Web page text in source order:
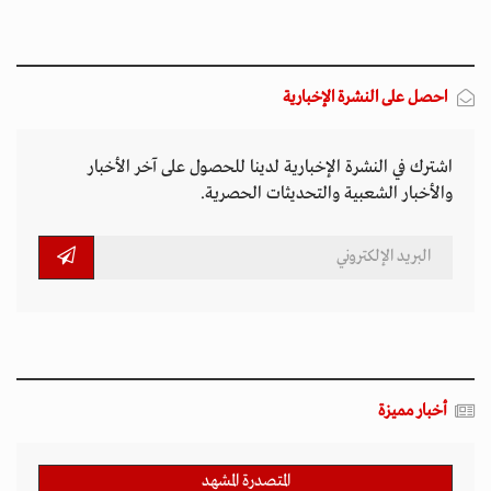
احصل على النشرة الإخبارية
اشترك في النشرة الإخبارية لدينا للحصول على آخر الأخبار
والأخبار الشعبية والتحديثات الحصرية.
أخبار مميزة
المتصدرة المشهد